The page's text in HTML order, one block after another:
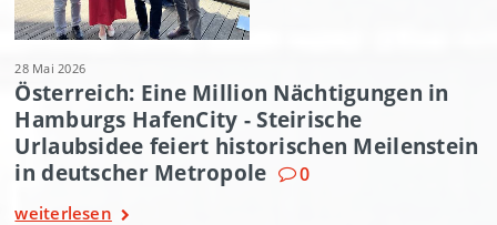
28 Mai 2026
Österreich: Eine Million Nächtigungen in
Hamburgs HafenCity - Steirische
Urlaubsidee feiert historischen Meilenstein
in deutscher Metropole
0
weiterlesen